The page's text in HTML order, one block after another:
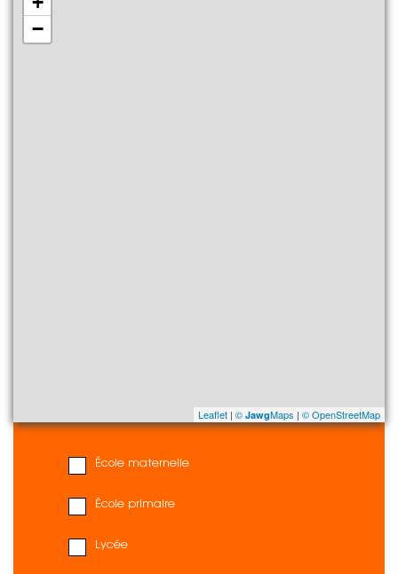
−
Leaflet | © JawgMaps | © OpenStreetMap
École maternelle
École primaire
Lycée